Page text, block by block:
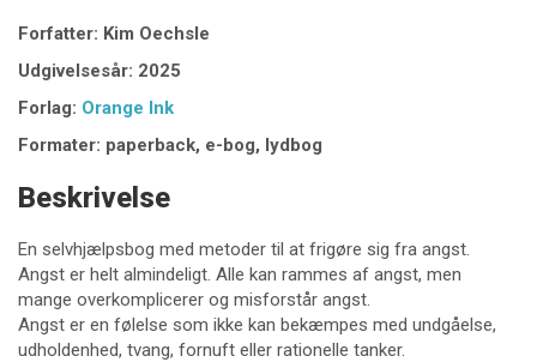
Forfatter: Kim Oechsle
Udgivelsesår: 2025
Forlag: Orange Ink
Formater: paperback, e-bog, lydbog
Beskrivelse
En selvhjælpsbog med metoder til at frigøre sig fra angst.
Angst er helt almindeligt. Alle kan rammes af angst, men
mange overkomplicerer og misforstår angst.
Angst er en følelse som ikke kan bekæmpes med undgåelse,
udholdenhed, tvang, fornuft eller rationelle tanker.